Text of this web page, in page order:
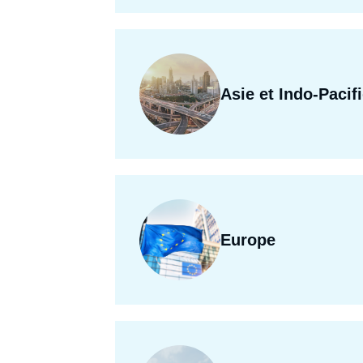
Asie et Indo-
Europe